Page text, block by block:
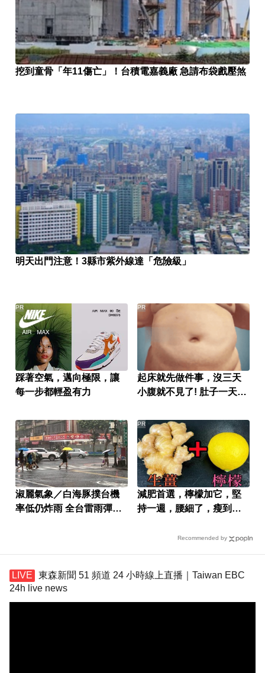
挖到童骨「年11傷亡」！台積電嘉義廠 急請布袋戲壓煞
明天出門注意！3縣市紫外線達「危險級」
踩著空氣，邁向極限，讓
每一步都輕盈有力
PR
起床就先做件事，沒三天
小腹就不見了! 肚子一天天
PR
淑麗氣象／白海豚撲台機
率低仍炸雨 全台雷雨彈下
減肥首選，檸檬加它，堅
持一週，腰細了，瘦到你
PR
Recommended by
東森新聞 51 頻道 24 小時線上直播｜Taiwan EBC
24h live news